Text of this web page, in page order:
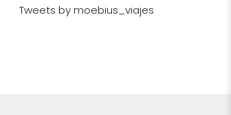
Tweets by moebius_viajes